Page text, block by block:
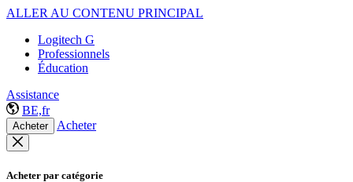
ALLER AU CONTENU PRINCIPAL
Logitech G
Professionnels
Éducation
Assistance
BE,fr
Acheter Acheter
Acheter par catégorie